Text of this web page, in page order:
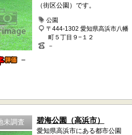
－
（街区公園）です。
公園
〒444-1302 愛知県高浜市八幡
町５丁目９−１２
－
未調査 碧海公園（高浜市）
愛知県高浜市にある都市公園